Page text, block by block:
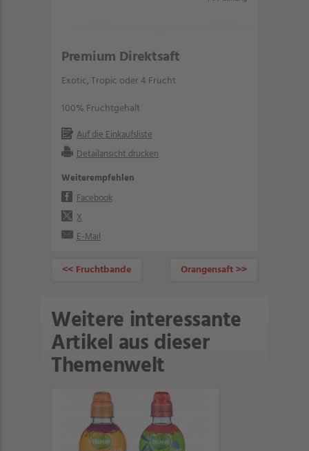
Premium Direktsaft
Exotic, Tropic oder 4 Frucht
100% Fruchtgehalt
Auf die Einkaufsliste
Detailansicht drucken
Weiterempfehlen
Facebook
X
E-Mail
<< Fruchtbande Orangensaft >>
Weitere interessante
Artikel aus dieser
Themenwelt